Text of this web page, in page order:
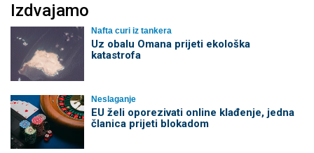
Izdvajamo
Nafta curi iz tankera
Uz obalu Omana prijeti ekološka
katastrofa
Neslaganje
EU želi oporezivati online klađenje, jedna
članica prijeti blokadom